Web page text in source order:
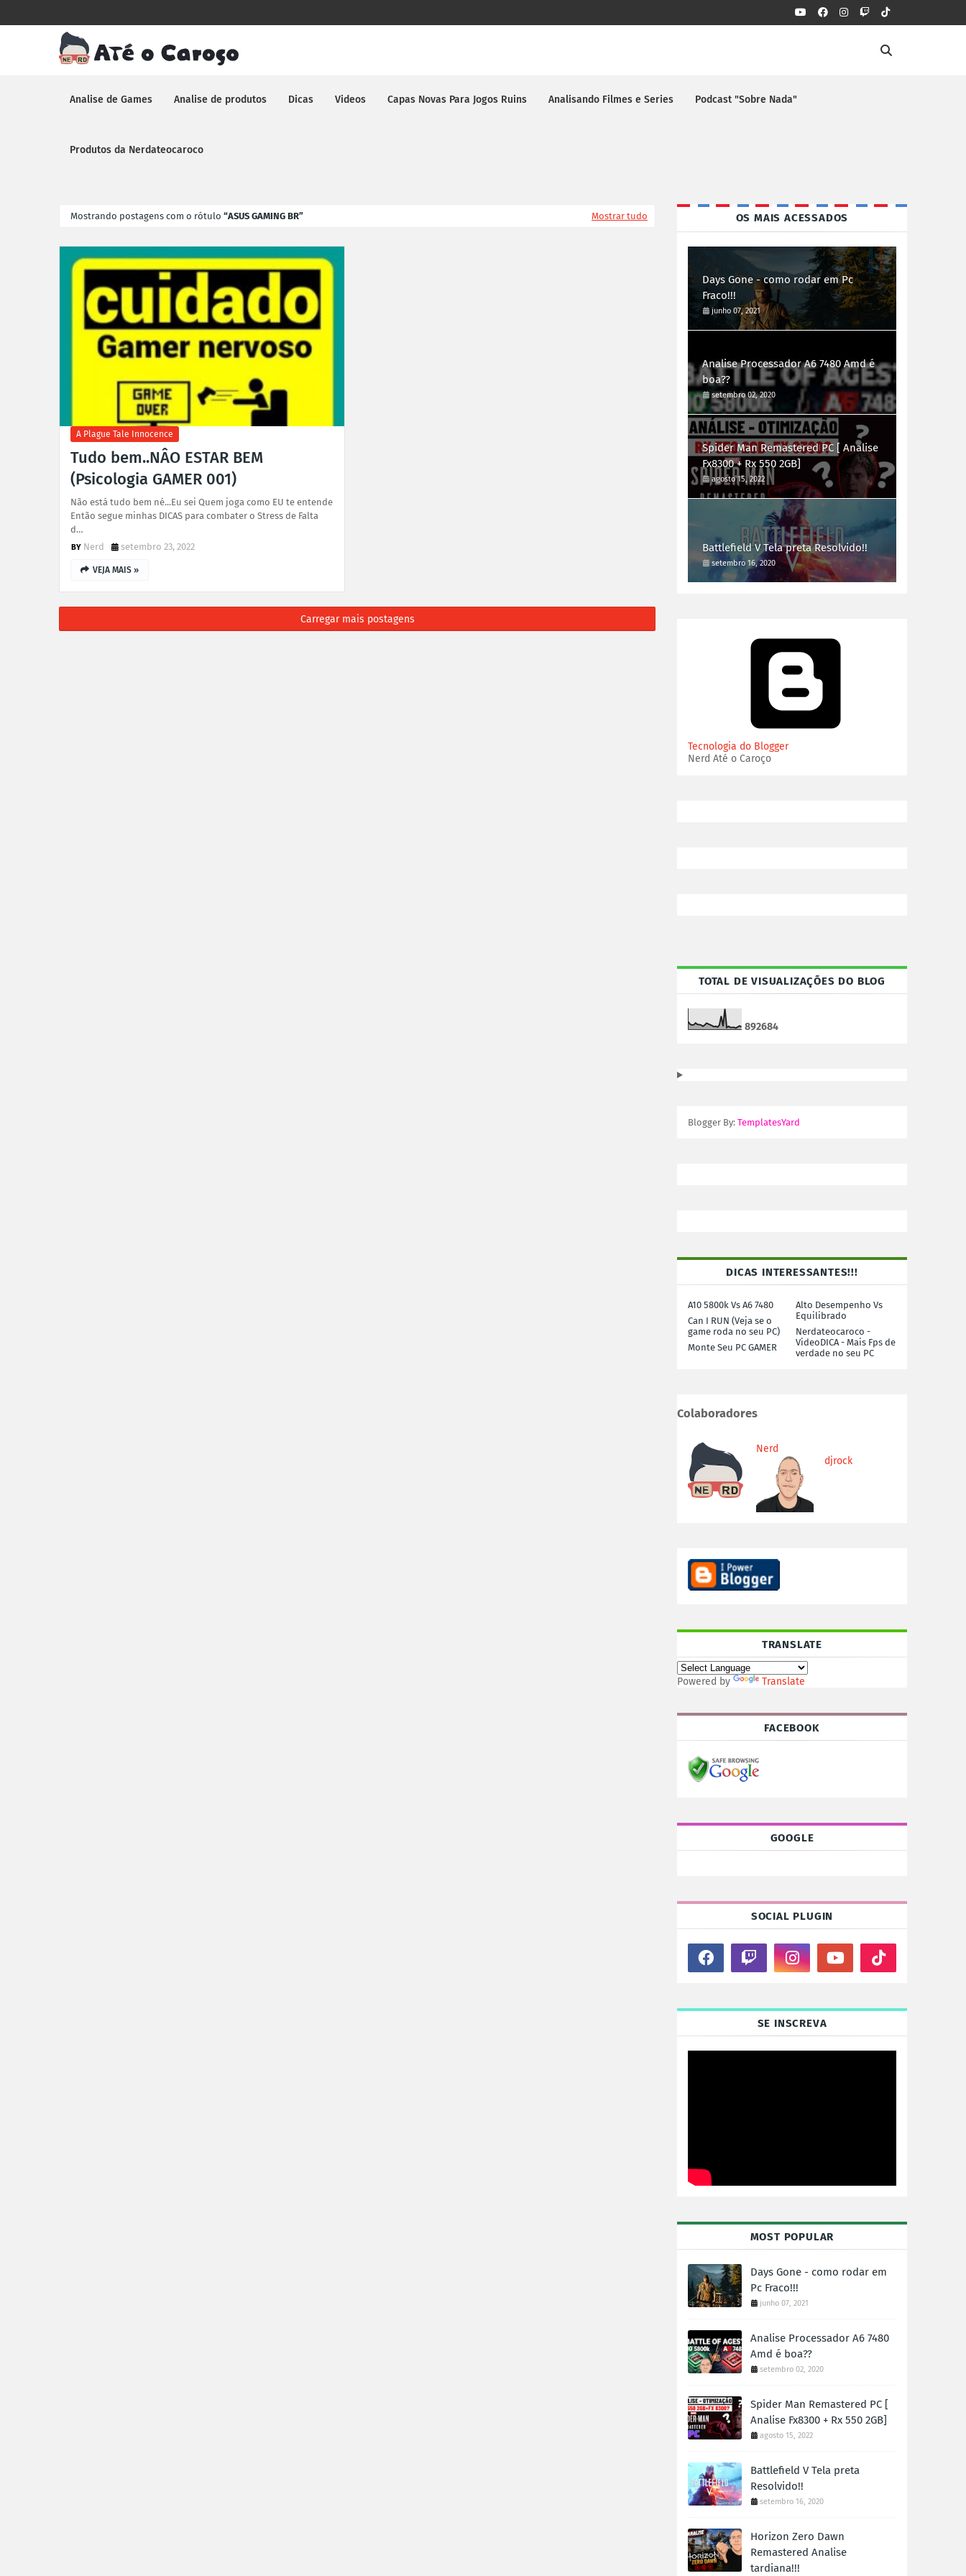
Analise de Games Analise de produtos Dicas Videos Capas Novas Para Jogos Ruins Analisando Filmes e Series Podcast "Sobre Nada"
Produtos da Nerdateocaroco
Mostrando postagens com o rótulo ASUS GAMING BR Mostrar tudo
A Plague Tale Innocence
Tudo bem..NÂO ESTAR BEM
(Psicologia GAMER 001)
Não está tudo bem né...Eu sei Quem joga como EU te entende
Então segue minhas DICAS para combater o Stress de Falta
d…
Nerd
setembro 23, 2022
VEJA MAIS »
Carregar mais postagens
OS MAIS ACESSADOS
Days Gone - como rodar em Pc
Fraco!!!
junho 07, 2021
Analise Processador A6 7480 Amd é
boa??
setembro 02, 2020
Spider Man Remastered PC [ Analise
Fx8300 + Rx 550 2GB]
agosto 15, 2022
Battlefield V Tela preta Resolvido!!
setembro 16, 2020
Tecnologia do Blogger
Nerd Até o Caroço
TOTAL DE VISUALIZAÇÕES DO BLOG
892684
Blogger By: TemplatesYard
DICAS INTERESSANTES!!!
A10 5800k Vs A6 7480
Alto Desempenho Vs
Equilibrado
Can I RUN (Veja se o
game roda no seu PC)
Nerdateocaroco -
VideoDICA - Mais Fps de
verdade no seu PC
Monte Seu PC GAMER
Colaboradores
Nerd
djrock
TRANSLATE
Powered by Translate
FACEBOOK
GOOGLE
SOCIAL PLUGIN
SE INSCREVA
MOST POPULAR
Days Gone - como rodar em
Pc Fraco!!!
junho 07, 2021
Analise Processador A6 7480
Amd é boa??
setembro 02, 2020
Spider Man Remastered PC [
Analise Fx8300 + Rx 550 2GB]
agosto 15, 2022
Battlefield V Tela preta
Resolvido!!
setembro 16, 2020
Horizon Zero Dawn
Remastered Analise
tardiana!!!